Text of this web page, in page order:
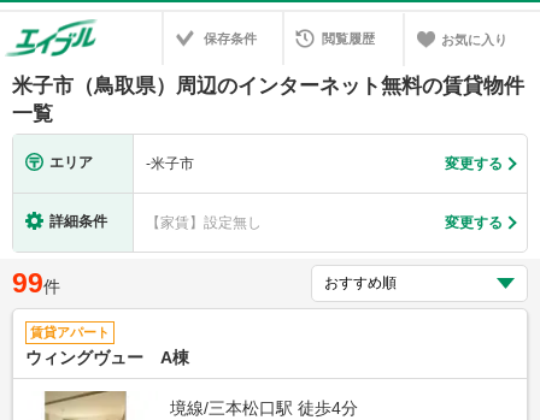
保存条件 閲覧履歴 お気に入り
米子市（鳥取県）周辺のインターネット無料の賃貸物件
一覧
エリア -米子市 変更する
詳細条件 【家賃】設定無し 変更する
99件
賃貸アパート
ウィングヴュー A棟
境線/三本松口駅 徒歩4分